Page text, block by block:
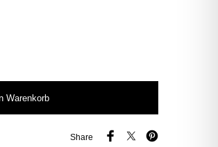
Warenkorb
Share